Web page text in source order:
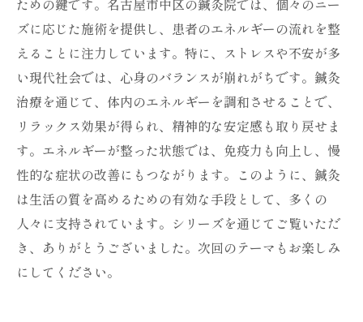
ための鍵です。名古屋市中区の鍼灸院では、個々のニー
ズに応じた施術を提供し、患者のエネルギーの流れを整
えることに注力しています。特に、ストレスや不安が多
い現代社会では、心身のバランスが崩れがちです。鍼灸
治療を通じて、体内のエネルギーを調和させることで、
リラックス効果が得られ、精神的な安定感も取り戻せま
す。エネルギーが整った状態では、免疫力も向上し、慢
性的な症状の改善にもつながります。このように、鍼灸
は生活の質を高めるための有効な手段として、多くの
人々に支持されています。シリーズを通じてご覧いただ
き、ありがとうございました。次回のテーマもお楽しみ
にしてください。